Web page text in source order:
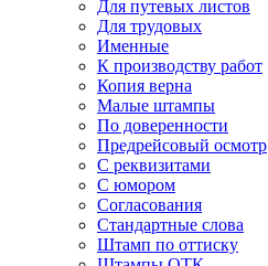
Для путевых листов
Для трудовых
Именные
К производству работ
Копия верна
Малые штампы
По доверенности
Предрейсовый осмотр
С реквизитами
С юмором
Согласования
Стандартные слова
Штамп по оттиску